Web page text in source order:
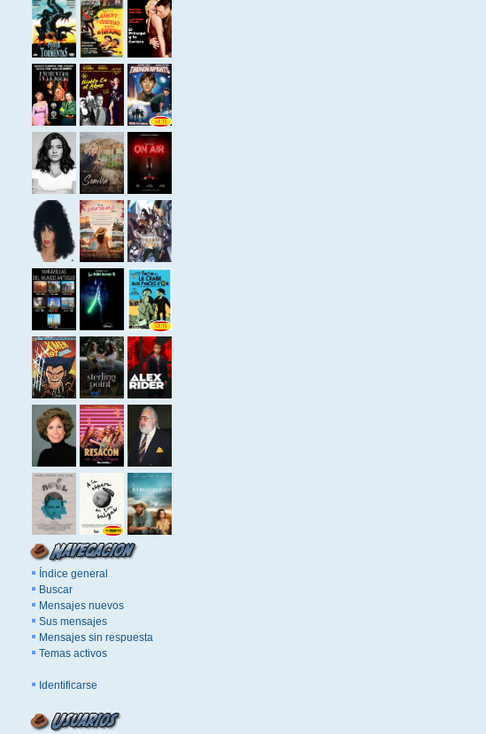
Índice general
Buscar
Mensajes nuevos
Sus mensajes
Mensajes sin respuesta
Temas activos
Identificarse